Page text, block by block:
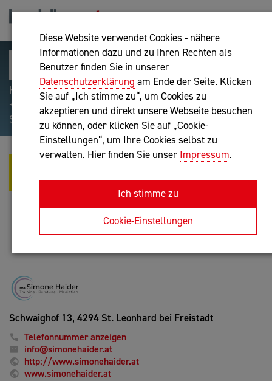
Diese Website verwendet Cookies - nähere
Informationen dazu und zu Ihren Rechten als
Benutzer finden Sie in unserer
Datenschutzerklärung am Ende der Seite. Klicken
Sie auf „Ich stimme zu“, um Cookies zu
akzeptieren und direkt unsere Webseite besuchen
zu können, oder klicken Sie auf „Cookie-
Einstellungen“, um Ihre Cookies selbst zu
verwalten. Hier finden Sie unser Impressum.
Ich stimme zu
Cookie-Einstellungen
Hilfreiche Suchparameter: Begriff einschließen:
+webshop, Begriff ausschließen: -webshop, Exakter
Suchbegriff: "internet of things"
MAG. SIMONE HAIDER - TRAINING
* BERATUNG * MEDIATION
Unternehmensberatung
Anfrage oder Rückruf
Schwaighof 13, 4294 St. Leonhard bei Freistadt
Telefonnummer anzeigen
info@simonehaider.at
http://www.simonehaider.at
www.simonehaider.at